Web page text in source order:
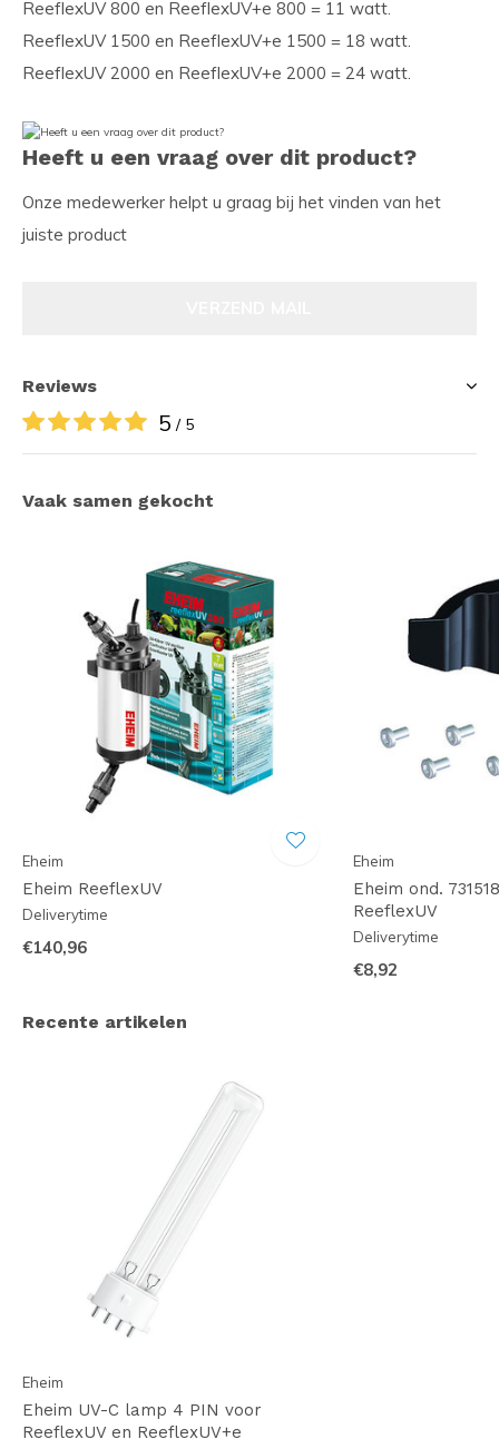
ReeflexUV 800 en ReeflexUV+e 800 = 11 watt.
ReeflexUV 1500 en ReeflexUV+e 1500 = 18 watt.
ReeflexUV 2000 en ReeflexUV+e 2000 = 24 watt.
Heeft u een vraag over dit product?
Onze medewerker helpt u graag bij het vinden van het
juiste product
Reviews
5 / 5
Vaak samen gekocht
Eheim
Eheim ReeflexUV
Deliverytime
€140,96
Eheim
Eheim ond.
ReeflexUV
Deliverytime
€8,92
Recente artikelen
Eheim
Eheim UV-C lamp 4 PIN voor
ReeflexUV en ReeflexUV+e